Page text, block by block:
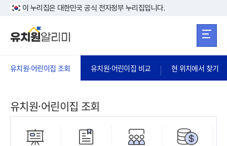
본문 바로가기
이 누리집은 대한민국 공식 전자정부 누리집입니다.
유치원·어린이집 조회 유치원·어린이집 비교 현 위치에서 찾기
유치원·어린이집 조회